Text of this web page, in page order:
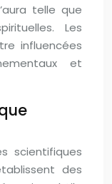
telle que
Les
influencées
et
scientifiques
des